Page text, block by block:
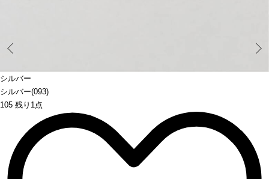
シルバー
シルバー(093)
105 残り1点